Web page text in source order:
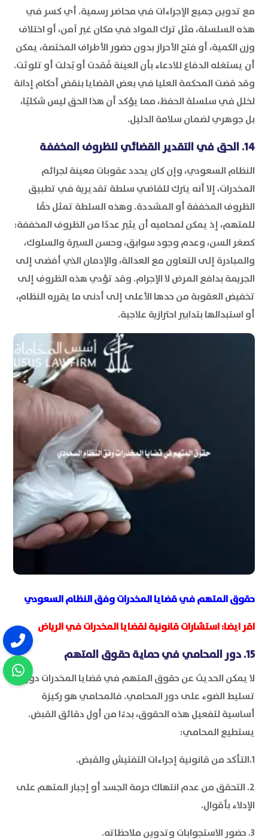
مع تدوين جميع الإجراءات في محاضر رسمية. أي كسر في
هذه السلسلة، مثل ترك المواد في مكان غير آمن، أو اختلاف
وزن الكمية، أو فتح الأحراز بدون حضور الأطراف المختصة، يمكن
أن يستغله الدفاع للادعاء بأن العينة فُقدت أو بُدلت أو تلوثت.
وقد قضت المحكمة العليا في بعض القضايا بنقض أحكام إدانة
لخلل في سلسلة الحفظ، مما يؤكد أن هذا الحق ليس شكليًا،
بل جوهري لضمان سلامة الدليل.
14. الحق في التقدير القضائي للظروف المخففة
النظام السعودي، وإن كان يحدد عقوبات معينة لجرائم
المخدرات، إلا أنه يترك للقاضي سلطة تقديرية في تطبيق
الظروف المخففة أو المشددة. وهذه السلطة تمثل حقًا
للمتهم، إذ يمكن لمحاميه أن يثير عددًا من الظروف المخففة:
كصغر السن، وعدم وجود سوابق، وحسن السيرة والسلوك،
والمبادرة إلى التعاون مع العدالة، والإدمان الذي أفضى إلى
الجريمة بدافع المرض لا الإجرام. وقد تؤدي هذه الظروف إلى
تخفيض العقوبة من حدها الأعلى إلى أدنى ما يقرره النظام،
أو استبدالها بتدابير احترازية علاجية.
حقوق المتهم في قضايا المخدرات وفق النظام السعودي
اقر ايضا:استشارات قانونية لقضايا المخدرات في الرياض
15. دور المحامي في حماية حقوق المتهم
لا يمكن الحديث عن حقوق المتهم في قضايا المخدرات دون
تسليط الضوء على دور المحامي. فالمحامي هو ركيزة
أساسية لتفعيل هذه الحقوق، بدءًا من أول دقائق القبض.
يستطيع المحامي:
1.التأكد من قانونية إجراءات التفتيش والقبض.
2. التحقق من عدم انتهاك حرمة الجسد أو إجبار المتهم على
الإدلاء بأقوال.
3. حضور الاستجوابات وتدوين ملاحظاته.